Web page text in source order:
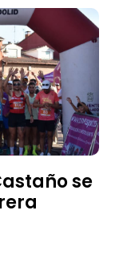
se